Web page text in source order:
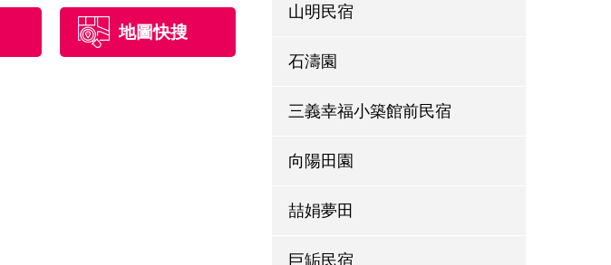
地圖快搜
山明民宿
石濤園
三義幸福小築館前民宿
向陽田園
喆娟夢田
巨缿民宿